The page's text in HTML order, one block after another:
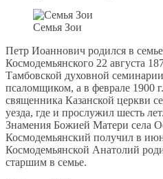
Семья Зои
Петр Иоаннович родился в
Космодемьянского 22 августа
Тамбовской духовной
псаломщиком, а в феврале 1900
священника Казанской церкви
уезда, где и прослужил шесть
Знамения Божией Матери села
Космодемьянский получил в
Космодемьянской Анатолий
старшим в семье.